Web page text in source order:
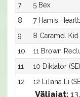
7
5 Bex
8
7 Hamis
9
8 Caramel Kid
10
11 Brown
11
10 Diktator (SE)
12
12 Liliana Li
Väliajat: